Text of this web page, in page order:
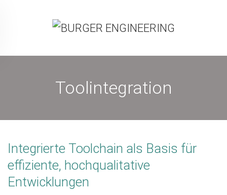
Toolintegration
Integrierte Toolchain als Basis für
effiziente, hochqualitative
Entwicklungen